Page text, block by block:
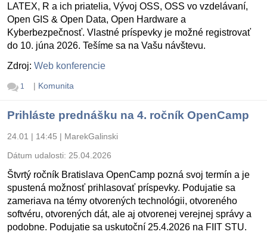
LATEX, R a ich priatelia, Vývoj OSS, OSS vo vzdelávaní,
Open GIS & Open Data, Open Hardware a
Kyberbezpečnosť. Vlastné príspevky je možné registrovať
do 10. júna 2026. Tešíme sa na Vašu návštevu.
Zdroj: Web konferencie
1 | Komunita
Prihláste prednášku na 4. ročník OpenCamp
24.01 | 14:45 | MarekGalinski
Dátum udalosti: 25.04.2026
Štvrtý ročník Bratislava OpenCamp pozná svoj termín a je
spustená možnosť prihlasovať príspevky. Podujatie sa
zameriava na témy otvorených technológii, otvoreného
softvéru, otvorených dát, ale aj otvorenej verejnej správy a
podobne. Podujatie sa uskutoční 25.4.2026 na FIIT STU.